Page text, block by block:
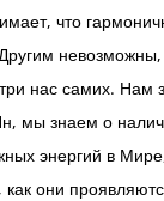
что
невозможны,
нас самих. Нам
мы знаем о
энергий в
они